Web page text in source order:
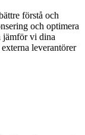
förstå och
och optimera
jämför vi dina
leverantörer